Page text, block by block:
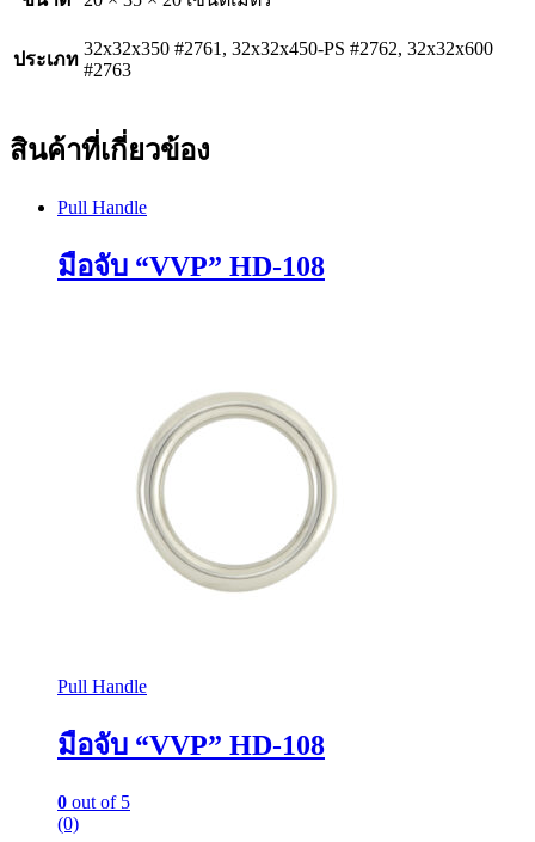
ประเภท
32x32x350 #2761, 32x32x450-PS #2762, 32x32x600
#2763
สินค้าที่เกี่ยวข้อง
Pull Handle
มือจับ “VVP” HD-108
Pull Handle
มือจับ “VVP” HD-108
0 out of 5
(0)